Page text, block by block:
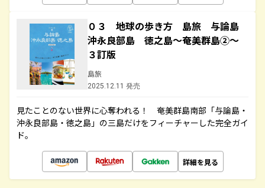
０３ 地球の歩き方 島旅 与論島
沖永良部島 徳之島～奄美群島②～
３訂版
島旅
2025.12.11 発売
見たことのない世界に心奪われる！ 奄美群島南部「与論島・
沖永良部島・徳之島」の三島だけをフィーチャーした完全ガイ
ド。
詳細を見る